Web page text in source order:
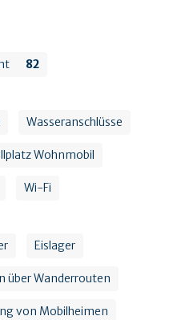
82
Wasseranschlüsse
Wohnmobil
Wi-Fi
Eislager
über Wanderrouten
von Mobilheimen